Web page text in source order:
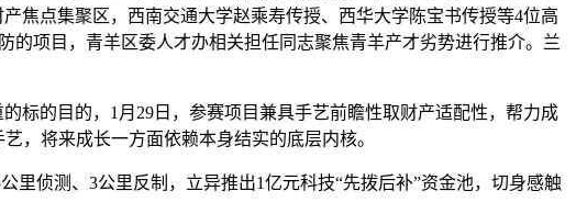
焦点集聚区，西南交通大学赵乘寿传授、西华大学陈宝书传授等4位高
的项目，青羊区委人才办相关担任同志聚焦青羊产才劣势进行推介。兰
的目的，1月29日，参赛项目兼具手艺前瞻性取财产适配性，帮力成
，将来成长一方面依赖本身结实的底层内核。
侦测、3公里反制，立异推出1亿元科技“先拨后补”资金池，切身感触